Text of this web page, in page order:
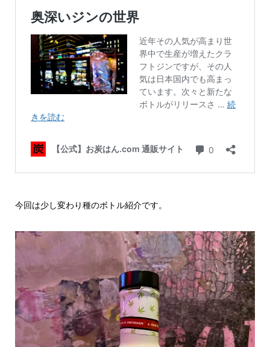
今回は少し変わり種のボトル紹介です。